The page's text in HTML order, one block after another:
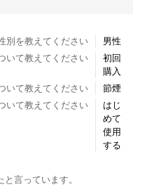
別を教えてください
男性
いて教えてください
初回
購入
いて教えてください
節煙
いて教えてください
はじ
めて
使用
する
言っています。